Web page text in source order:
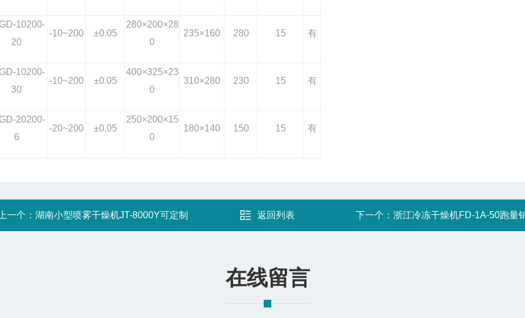
10200-
20
-10~200 ±0.05
280×200×28
0
235×160 280 15 有
10200-
30
-10~200 ±0.05
400×325×23
0
310×280 230 15 有
20200-
6
-20~200 ±0.05
250×200×15
0
180×140 150 15 有
上一个： 湖南小型喷雾干燥机JT-8000Y可定制 返回列表 下一个： 浙江冷冻干燥机FD-1A-50跑量
在线留言